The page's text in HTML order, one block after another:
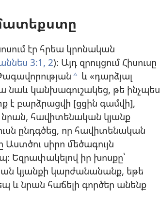
էր հրեա կրոնական
3։1, 2)։ Այդ զրույցում Հիսուսը
c և «դարձյալ
նաև կանխագուշակեց, թե ինչպես
է բարձրացվի [ցցին գամվի],
հավիտենական կյանք
ընդգծեց, որ հավիտենական
Աստծու սիրո մեծագույն
Եզրափակելով իր խոսքը՝
կյանքի կարժանանանք, եթե
և նրան հաճելի գործեր անենք